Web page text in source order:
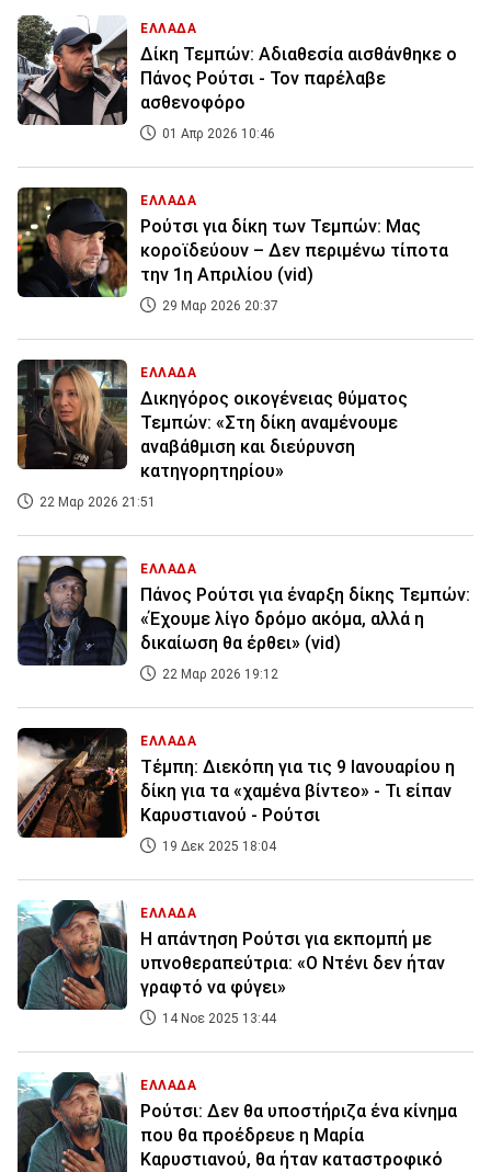
ΕΛΛΑΔΑ
Δίκη Τεμπών: Αδιαθεσία αισθάνθηκε ο
Πάνος Ρούτσι - Τον παρέλαβε
ασθενοφόρο
01 Απρ 2026 10:46
ΕΛΛΑΔΑ
Ρούτσι για δίκη των Τεμπών: Μας
κοροϊδεύουν – Δεν περιμένω τίποτα
την 1η Απριλίου (vid)
29 Μαρ 2026 20:37
ΕΛΛΑΔΑ
Δικηγόρος οικογένειας θύματος
Τεμπών: «Στη δίκη αναμένουμε
αναβάθμιση και διεύρυνση
κατηγορητηρίου»
22 Μαρ 2026 21:51
ΕΛΛΑΔΑ
Πάνος Ρούτσι για έναρξη δίκης Τεμπών:
«Έχουμε λίγο δρόμο ακόμα, αλλά η
δικαίωση θα έρθει» (vid)
22 Μαρ 2026 19:12
ΕΛΛΑΔΑ
Τέμπη: Διεκόπη για τις 9 Ιανουαρίου η
δίκη για τα «χαμένα βίντεο» - Τι είπαν
Καρυστιανού - Ρούτσι
19 Δεκ 2025 18:04
ΕΛΛΑΔΑ
Η απάντηση Ρούτσι για εκπομπή με
υπνοθεραπεύτρια: «Ο Ντένι δεν ήταν
γραφτό να φύγει»
14 Νοε 2025 13:44
ΕΛΛΑΔΑ
Ρούτσι: Δεν θα υποστήριζα ένα κίνημα
που θα προέδρευε η Μαρία
Καρυστιανού, θα ήταν καταστροφικό